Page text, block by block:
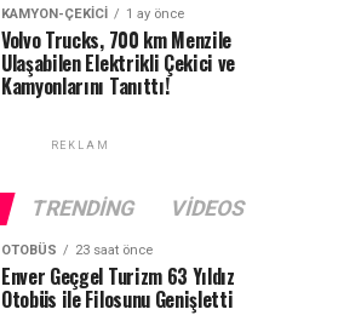
KAMYON-ÇEKICI 1 ay önce
Volvo Trucks, 700 km Menzile
Ulaşabilen Elektrikli Çekici ve
Kamyonlarını Tanıttı!
REKLAM
TRENDING VIDEOS
OTOBÜS 23 saat önce
Enver Geçgel Turizm 63 Yıldız
Otobüs ile Filosunu Genişletti